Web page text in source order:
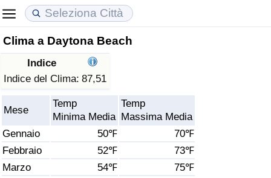
Clima a Daytona Beach
Indice
Indice del Clima: 87,51
Mese
Temp
Minima Media
Temp
Massima Media
Gennaio
50℉
70℉
Febbraio
52℉
73℉
Marzo
54℉
75℉
Costo della vita
Indice Del Costo Della Vita (corrente)
Indice Del Costo Della Vita
Indice del Costo della Vita per Nazione
ad Aqaba
Prezzi degli immobili
Indice del Prezzo delle Case (Corrente)
Indice del Prezzo delle Case
Indice del Prezzo delle Case per Nazione
Qualità della Vita
Indice della Qualità della Vita
Indice della Qualità della Vita (Corrente)
Indice della qualità della vita per Paese
Criminalità